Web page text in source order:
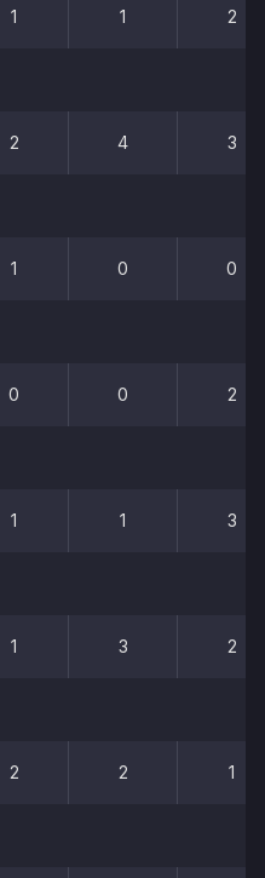
1 1 2
2 4 3
1 0 0
0 0 2
1 1 3
1 3 2
2 2 1